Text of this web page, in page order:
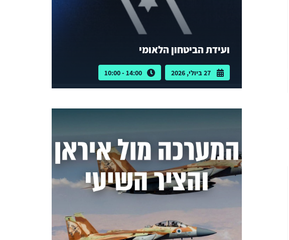
ועידת הביטחון הלאומי
27 ביולי, 2026 14:00 - 10:00